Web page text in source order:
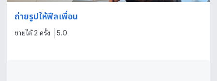
ถ่ายรูปให้ฟีลเพื่อน
ขายได้ 2 ครั้ง 5.0